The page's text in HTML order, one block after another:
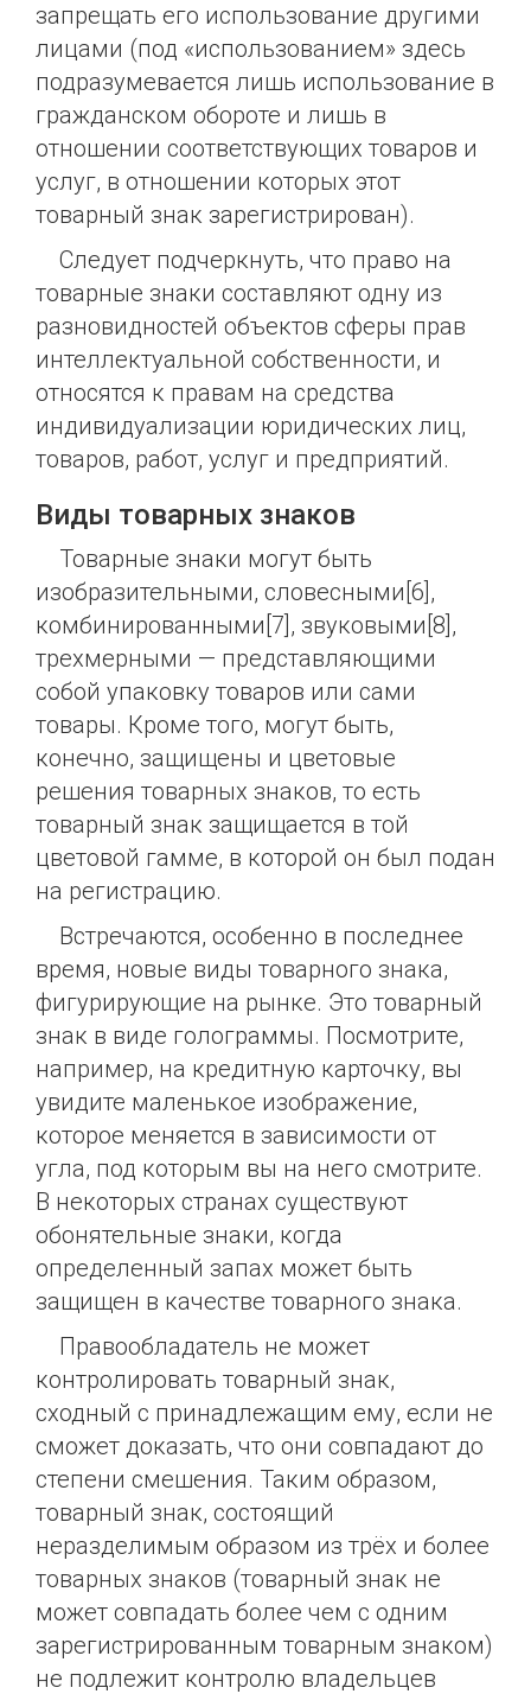
запрещать его использование другими
лицами (под «использованием» здесь
подразумевается лишь использование в
гражданском обороте и лишь в
отношении соответствующих товаров и
услуг, в отношении которых этот
товарный знак зарегистрирован).
Следует подчеркнуть, что право на
товарные знаки составляют одну из
разновидностей объектов сферы прав
интеллектуальной собственности, и
относятся к правам на средства
индивидуализации юридических лиц,
товаров, работ, услуг и предприятий.
Виды товарных знаков
Товарные знаки могут быть
изобразительными, словесными[6],
комбинированными[7], звуковыми[8],
трехмерными — представляющими
собой упаковку товаров или сами
товары. Кроме того, могут быть,
конечно, защищены и цветовые
решения товарных знаков, то есть
товарный знак защищается в той
цветовой гамме, в которой он был подан
на регистрацию.
Встречаются, особенно в последнее
время, новые виды товарного знака,
фигурирующие на рынке. Это товарный
знак в виде голограммы. Посмотрите,
например, на кредитную карточку, вы
увидите маленькое изображение,
которое меняется в зависимости от
угла, под которым вы на него смотрите.
В некоторых странах существуют
обонятельные знаки, когда
определенный запах может быть
защищен в качестве товарного знака.
Правообладатель не может
контролировать товарный знак,
сходный с принадлежащим ему, если не
сможет доказать, что они совпадают до
степени смешения. Таким образом,
товарный знак, состоящий
неразделимым образом из трёх и более
товарных знаков (товарный знак не
может совпадать более чем с одним
зарегистрированным товарным знаком)
не подлежит контролю владельцев